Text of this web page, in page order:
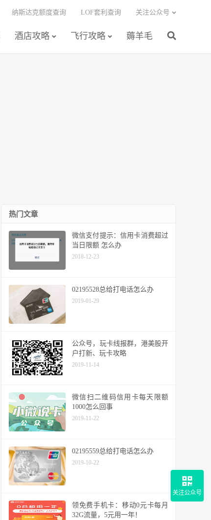
酒店攻略 飞行攻略 薅羊毛
纳斯达克额度查询 LOF套利查询 关注公众号
热门文章
微信支付提示：信用卡消费超过
当日限额 怎么办
2018-12-23
02195528总给打电话怎么办
2019-01-29
公众号，玩卡线报群，港美股开
户打新、玩卡攻略
2019-11-14
微信扫二维码信用卡每天限额
1000怎么回事
2019-11-22
02195559总给打电话怎么办
2019-10-22
领免费手机卡：移动0元卡每月
32G流量，5元用一年！
关注公众号